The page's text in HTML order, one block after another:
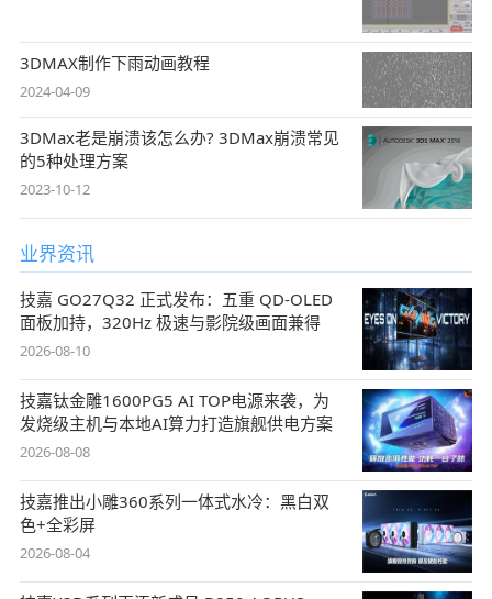
3DMAX制作下雨动画教程
2024-04-09
3DMax老是崩溃该怎么办? 3DMax崩溃常见
的5种处理方案
2023-10-12
业界资讯
技嘉 GO27Q32 正式发布：五重 QD-OLED
面板加持，320Hz 极速与影院级画面兼得
2026-08-10
技嘉钛金雕1600PG5 AI TOP电源来袭，为
发烧级主机与本地AI算力打造旗舰供电方案
2026-08-08
技嘉推出小雕360系列一体式水冷：黑白双
色+全彩屏
2026-08-04